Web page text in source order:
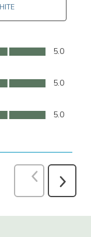
5.0
5.0
5.0
VorherigeWeiter